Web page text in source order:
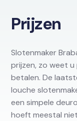
Prijzen
Slotenmaker
prijzen, zo weet
betalen. De
louche
een simpele
hoeft meestal